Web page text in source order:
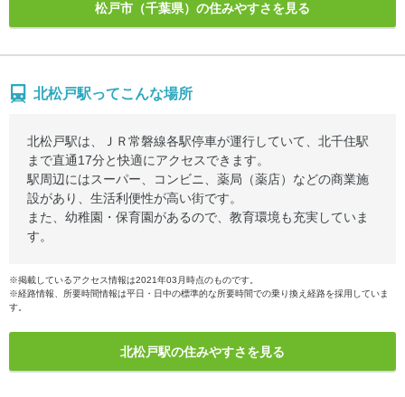
松戸市（千葉県）の住みやすさを見る
北松戸駅ってこんな場所
北松戸駅は、ＪＲ常磐線各駅停車が運行していて、北千住駅
まで直通17分と快適にアクセスできます。
駅周辺にはスーパー、コンビニ、薬局（薬店）などの商業施
設があり、生活利便性が高い街です。
また、幼稚園・保育園があるので、教育環境も充実していま
す。
※掲載しているアクセス情報は2021年03月時点のものです。
※経路情報、所要時間情報は平日・日中の標準的な所要時間での乗り換え経路を採用していま
す。
北松戸駅の住みやすさを見る